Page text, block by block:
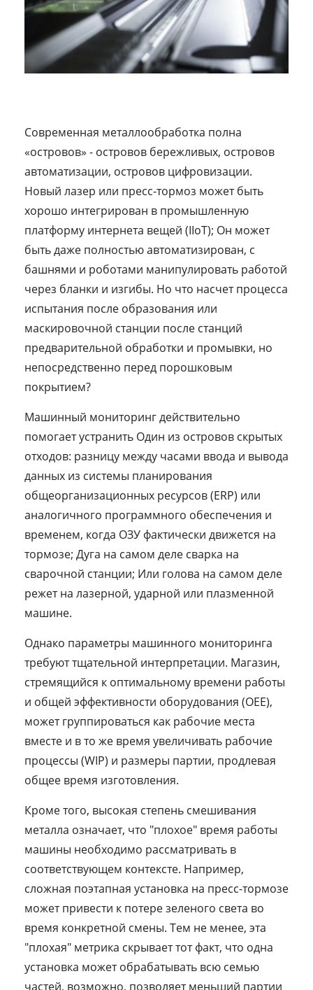
Современная металлообработка полна
«островов» - островов бережливых, островов
автоматизации, островов цифровизации.
Новый лазер или пресс-тормоз может быть
хорошо интегрирован в промышленную
платформу интернета вещей (IIoT); Он может
быть даже полностью автоматизирован, с
башнями и роботами манипулировать работой
через бланки и изгибы. Но что насчет процесса
испытания после образования или
маскировочной станции после станций
предварительной обработки и промывки, но
непосредственно перед порошковым
покрытием?
Машинный мониторинг действительно
помогает устранить Один из островов скрытых
отходов: разницу между часами ввода и вывода
данных из системы планирования
общеорганизационных ресурсов (ERP) или
аналогичного программного обеспечения и
временем, когда ОЗУ фактически движется на
тормозе; Дуга на самом деле сварка на
сварочной станции; Или голова на самом деле
режет на лазерной, ударной или плазменной
машине.
Однако параметры машинного мониторинга
требуют тщательной интерпретации. Магазин,
стремящийся к оптимальному времени работы
и общей эффективности оборудования (OEE),
может группироваться как рабочие места
вместе и в то же время увеличивать рабочие
процессы (WIP) и размеры партии, продлевая
общее время изготовления.
Кроме того, высокая степень смешивания
металла означает, что "плохое" время работы
машины необходимо рассматривать в
соответствующем контексте. Например,
сложная поэтапная установка на пресс-тормозе
может привести к потере зеленого света во
время конкретной смены. Тем не менее, эта
"плохая" метрика скрывает тот факт, что одна
установка может обрабатывать всю семью
частей, возможно, позволяет меньший партии